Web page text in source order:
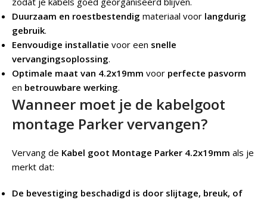
Duurzaam en roestbestendig materiaal voor langdurig
gebruik.
Eenvoudige installatie voor een snelle
vervangingsoplossing.
Optimale maat van 4.2x19mm voor perfecte pasvorm
en betrouwbare werking.
Wanneer moet je de kabelgoot
montage Parker vervangen?
Vervang de Kabel goot Montage Parker 4.2x19mm als je
merkt dat:
De bevestiging beschadigd is door slijtage, breuk, of